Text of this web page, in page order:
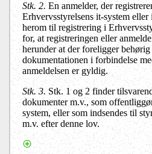
Stk. 2. En anmelder, der
Erhvervsstyrelsens it-system eller
herom til registrering i
for, at registreringen eller
herunder at der foreligger
dokumentationen i forbindelse
anmeldelsen er gyldig.
Stk. 3. Stk. 1 og 2 finder
dokumenter m.v., som
system, eller som indsendes til
m.v. efter denne lov.